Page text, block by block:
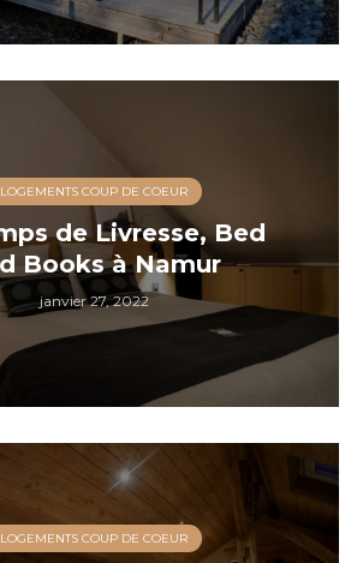
LOGEMENTS COUP DE COEUR
de Livresse, Bed
Books à Namur
janvier 27, 2022
LOGEMENTS COUP DE COEUR